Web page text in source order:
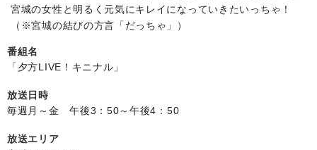
宮城の女性と明るく元気にキレイになっていきたいっちゃ！
（※宮城の結びの方言「だっちゃ」）
番組名
「夕方LIVE！キニナル」
放送日時
毎週月～金 午後3：50～午後4：50
放送エリア